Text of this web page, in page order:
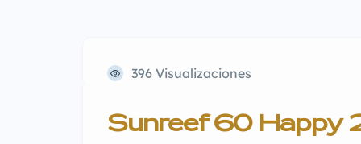
396 Visualizaciones
Sunreef 60 Happy